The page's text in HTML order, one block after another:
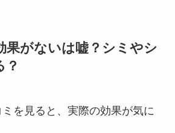
果がないは嘘？シミやシ
？
を見ると、実際の効果が気に